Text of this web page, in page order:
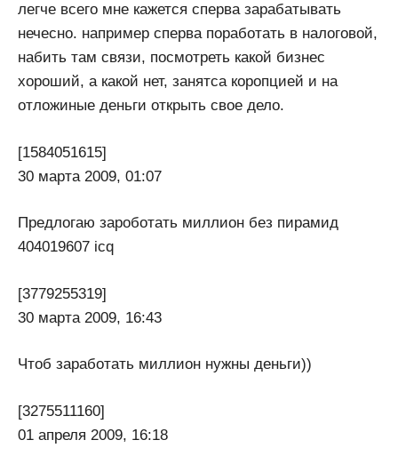
легче всего мне кажется сперва зарабатывать
нечесно. например сперва поработать в налоговой,
набить там связи, посмотреть какой бизнес
хороший, а какой нет, занятса коропцией и на
отложиные деньги открыть свое дело.
[1584051615]
30 марта 2009, 01:07
Предлогаю зароботать миллион без пирамид
404019607 icq
[3779255319]
30 марта 2009, 16:43
Чтоб заработать миллион нужны деньги))
[3275511160]
01 апреля 2009, 16:18